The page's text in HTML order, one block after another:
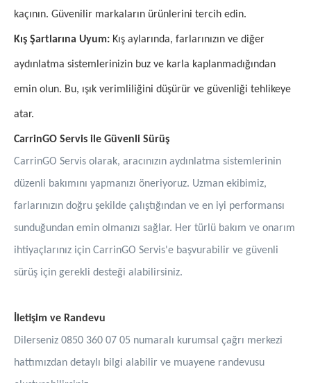
kaçının. Güvenilir markaların ürünlerini tercih edin.
Kış Şartlarına Uyum: Kış aylarında, farlarınızın ve diğer
aydınlatma sistemlerinizin buz ve karla kaplanmadığından
emin olun. Bu, ışık verimliliğini düşürür ve güvenliği tehlikeye
atar.
CarrinGO Servis ile Güvenli Sürüş
CarrinGO Servis olarak, aracınızın aydınlatma sistemlerinin
düzenli bakımını yapmanızı öneriyoruz. Uzman ekibimiz,
farlarınızın doğru şekilde çalıştığından ve en iyi performansı
sunduğundan emin olmanızı sağlar. Her türlü bakım ve onarım
ihtiyaçlarınız için CarrinGO Servis'e başvurabilir ve güvenli
sürüş için gerekli desteği alabilirsiniz.
İletişim ve Randevu
Dilerseniz 0850 360 07 05 numaralı kurumsal çağrı merkezi
hattımızdan detaylı bilgi alabilir ve muayene randevusu